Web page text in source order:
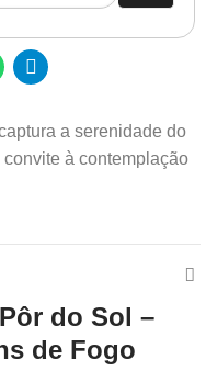
a serenidade do
à contemplação
do Sol –
de Fogo